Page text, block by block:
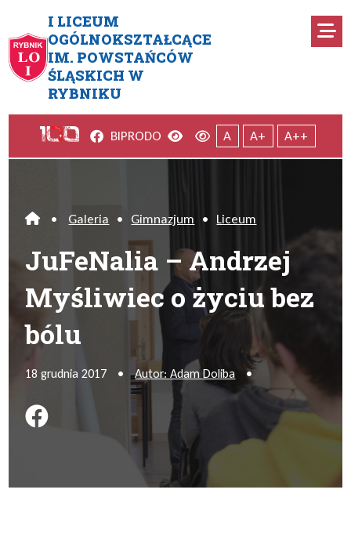
I LICEUM
OGÓLNOKSZTAŁCĄCE
IM. POWSTAŃCÓW
ŚLĄSKICH W
RYBNIKU
JuFeNalia – Andrzej
Facebook
BIPRODO Wersja kontrastowa
Wersja domyślna
A A+ A++
Home
• Galeria • Gimnazjum • Liceum
JuFeNalia – Andrzej
Myśliwiec o życiu bez
bólu
18 grudnia 2017 • Autor: Adam Doliba •
Podziel się na FB